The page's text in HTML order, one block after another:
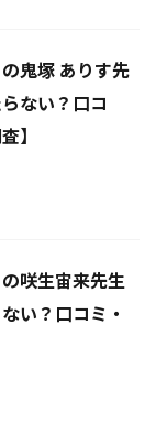
鬼塚 ありす先
ない？口コ
】
咲生宙来先生
い？口コミ・